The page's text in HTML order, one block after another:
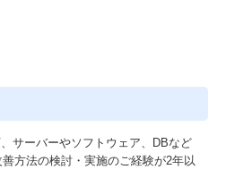
サーバーやソフトウェア、DBなど
方法の検討・実施のご経験が2年以